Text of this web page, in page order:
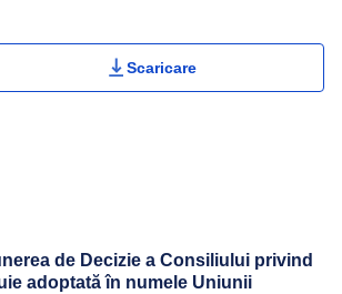
Actions Portlet
Scaricare
de Decizie a Consiliului privind
adoptată în numele Uniunii